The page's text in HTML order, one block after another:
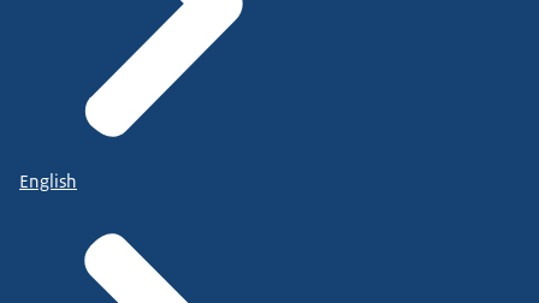
English